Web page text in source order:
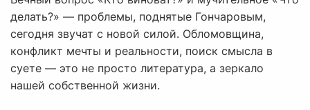
делать?» — проблемы, поднятые Гончаровым,
сегодня звучат с новой силой. Обломовщина,
конфликт мечты и реальности, поиск смысла в
суете — это не просто литература, а зеркало
нашей собственной жизни.